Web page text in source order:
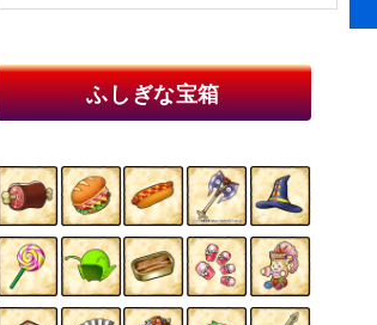
ふしぎな宝箱